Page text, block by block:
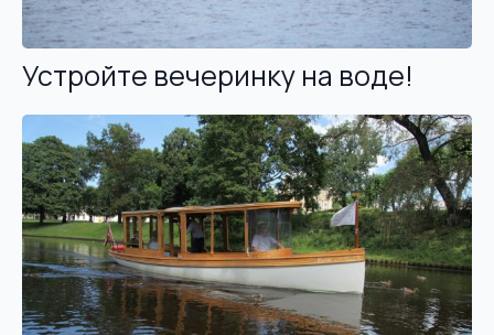
Устройте вечеринку на воде!